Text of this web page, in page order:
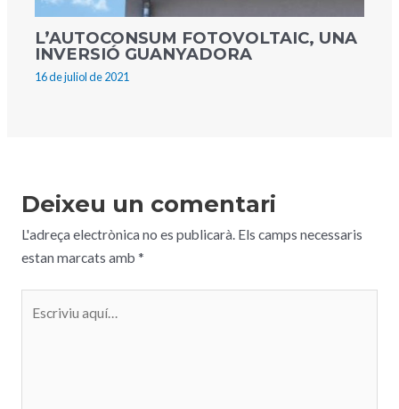
L’AUTOCONSUM FOTOVOLTAIC, UNA
INVERSIÓ GUANYADORA
16 de juliol de 2021
Deixeu un comentari
L'adreça electrònica no es publicarà. Els camps necessaris
estan marcats amb *